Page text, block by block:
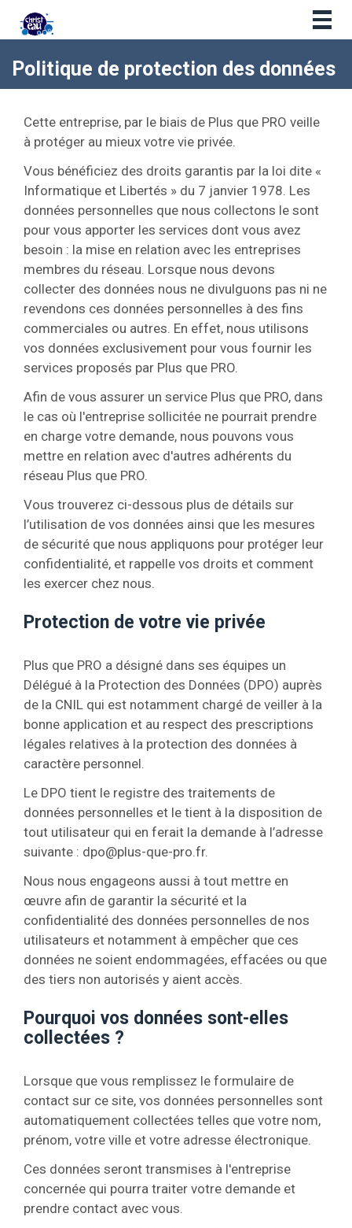
Politique de protection des données
Cette entreprise, par le biais de Plus que PRO veille
à protéger au mieux votre vie privée.
Vous bénéficiez des droits garantis par la loi dite «
Informatique et Libertés » du 7 janvier 1978. Les
données personnelles que nous collectons le sont
pour vous apporter les services dont vous avez
besoin : la mise en relation avec les entreprises
membres du réseau. Lorsque nous devons
collecter des données nous ne divulguons pas ni ne
revendons ces données personnelles à des fins
commerciales ou autres. En effet, nous utilisons
vos données exclusivement pour vous fournir les
services proposés par Plus que PRO.
Afin de vous assurer un service Plus que PRO, dans
le cas où l'entreprise sollicitée ne pourrait prendre
en charge votre demande, nous pouvons vous
mettre en relation avec d'autres adhérents du
réseau Plus que PRO.
Vous trouverez ci-dessous plus de détails sur
l’utilisation de vos données ainsi que les mesures
de sécurité que nous appliquons pour protéger leur
confidentialité, et rappelle vos droits et comment
les exercer chez nous.
Protection de votre vie privée
Plus que PRO a désigné dans ses équipes un
Délégué à la Protection des Données (DPO) auprès
de la CNIL qui est notamment chargé de veiller à la
bonne application et au respect des prescriptions
légales relatives à la protection des données à
caractère personnel.
Le DPO tient le registre des traitements de
données personnelles et le tient à la disposition de
tout utilisateur qui en ferait la demande à l’adresse
suivante : dpo@plus-que-pro.fr.
Nous nous engageons aussi à tout mettre en
œuvre afin de garantir la sécurité et la
confidentialité des données personnelles de nos
utilisateurs et notamment à empêcher que ces
données ne soient endommagées, effacées ou que
des tiers non autorisés y aient accès.
Pourquoi vos données sont-elles
collectées ?
Lorsque que vous remplissez le formulaire de
contact sur ce site, vos données personnelles sont
automatiquement collectées telles que votre nom,
prénom, votre ville et votre adresse électronique.
Ces données seront transmises à l'entreprise
concernée qui pourra traiter votre demande et
prendre contact avec vous.